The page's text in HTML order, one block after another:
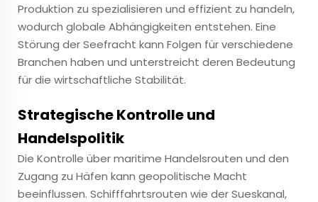
Produktion zu spezialisieren und effizient zu handeln,
wodurch globale Abhängigkeiten entstehen. Eine
Störung der Seefracht kann Folgen für verschiedene
Branchen haben und unterstreicht deren Bedeutung
für die wirtschaftliche Stabilität.
Strategische Kontrolle und
Handelspolitik
Die Kontrolle über maritime Handelsrouten und den
Zugang zu Häfen kann geopolitische Macht
beeinflussen. Schifffahrtsrouten wie der Sueskanal,